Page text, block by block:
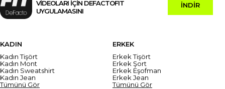
VİDEOLARI İÇİN DEFACTOFIT
UYGULAMASINI
İNDİR
KADIN
Kadın Tişört
Kadın Mont
Kadın Sweatshirt
Kadın Jean
Tümünü Gör
ERKEK
Erkek Tişört
Erkek Şort
Erkek Eşofman
Erkek Jean
Tümünü Gör